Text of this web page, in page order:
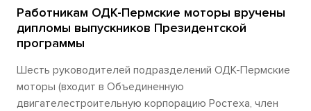
Работникам ОДК-Пермские моторы вручены
дипломы выпускников Президентской
программы
Шесть руководителей подразделений ОДК-Пермские
моторы (входит в Объединенную
двигателестроительную корпорацию Ростеха, член